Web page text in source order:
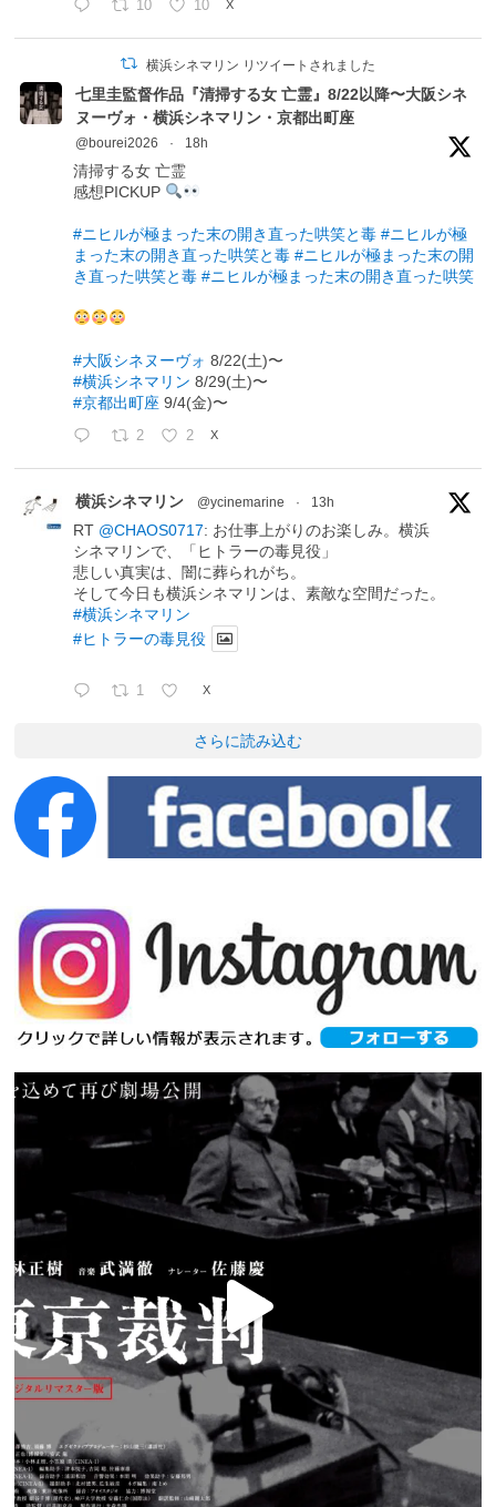
10 10 X
横浜シネマリン リツイートされました
七里圭監督作品『清掃する女 亡霊』8/22以降〜大阪シネ
ヌーヴォ・横浜シネマリン・京都出町座
@bourei2026 · 18h
清掃する女 亡霊
感想PICKUP
#ニヒルが極まった末の開き直った哄笑と毒 #ニヒルが極
まった末の開き直った哄笑と毒 #ニヒルが極まった末の開
き直った哄笑と毒 #ニヒルが極まった末の開き直った哄笑
#大阪シネヌーヴォ 8/22(土)〜
#横浜シネマリン 8/29(土)〜
#京都出町座 9/4(金)〜
2 2 X
横浜シネマリン @ycinemarine · 13h
RT @CHAOS0717: お仕事上がりのお楽しみ。横浜
シネマリンで、「ヒトラーの毒見役」
悲しい真実は、闇に葬られがち。
そして今日も横浜シネマリンは、素敵な空間だった。
#横浜シネマリン
#ヒトラーの毒見役
1 X
さらに読み込む